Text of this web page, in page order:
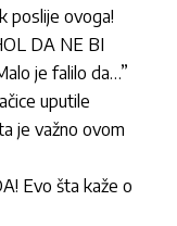
poslije ovoga!
DA NE BI
je falilo da…”
uputile
je važno ovom
Evo šta kaže o